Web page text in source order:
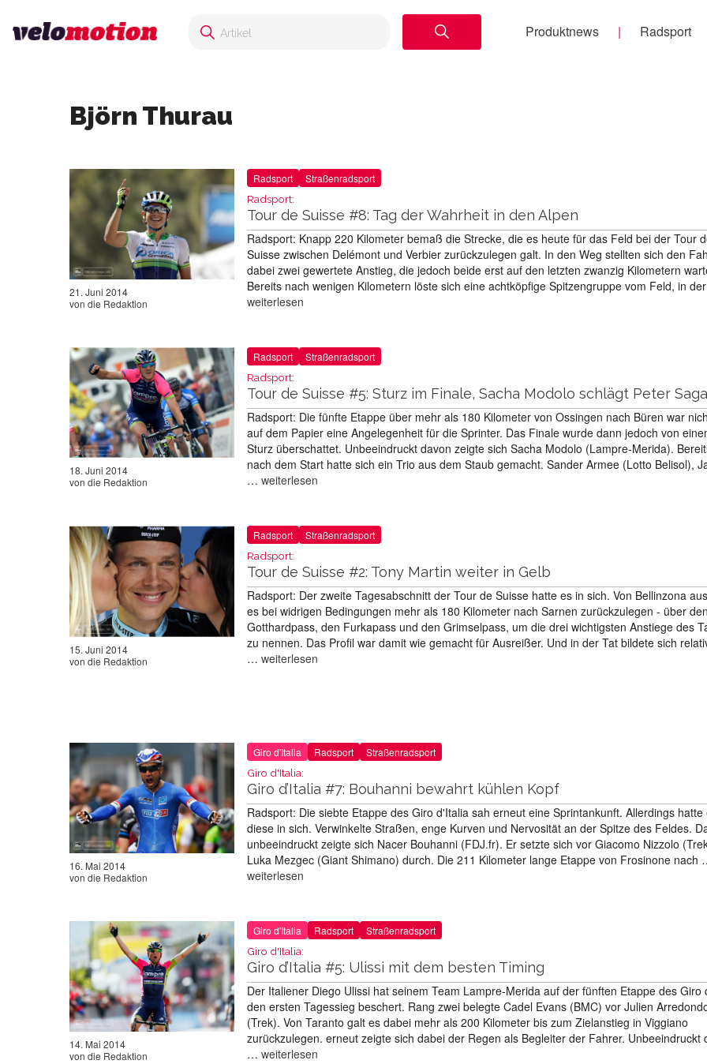
Produktnews Radsport
Björn Thurau
21. Juni 2014
von die Redaktion
Radsport Straßenradsport
Radsport:
Tour de Suisse #8: Tag der Wahrheit in den Alpen
Radsport: Knapp 220 Kilometer bemaß die Strecke, die es heute für das Feld bei der Tour
Suisse zwischen Delémont und Verbier zurückzulegen galt. In den Weg stellten sich den
dabei zwei gewertete Anstieg, die jedoch beide erst auf den letzten zwanzig Kilometern
Bereits nach wenigen Kilometern löste sich eine achtköpfige Spitzengruppe vom Feld, in
weiterlesen
18. Juni 2014
von die Redaktion
Radsport Straßenradsport
Radsport:
Tour de Suisse #5: Sturz im Finale, Sacha Modolo schlägt Peter
Radsport: Die fünfte Etappe über mehr als 180 Kilometer von Ossingen nach Büren war
auf dem Papier eine Angelegenheit für die Sprinter. Das Finale wurde dann jedoch von
Sturz überschattet. Unbeeindruckt davon zeigte sich Sacha Modolo (Lampre-Merida).
nach dem Start hatte sich ein Trio aus dem Staub gemacht. Sander Armee (Lotto Belisol),
… weiterlesen
15. Juni 2014
von die Redaktion
Radsport Straßenradsport
Radsport:
Tour de Suisse #2: Tony Martin weiter in Gelb
Radsport: Der zweite Tagesabschnitt der Tour de Suisse hatte es in sich. Von Bellinzona
es bei widrigen Bedingungen mehr als 180 Kilometer nach Sarnen zurückzulegen - über
Gotthardpass, den Furkapass und den Grimselpass, um die drei wichtigsten Anstiege des
zu nennen. Das Profil war damit wie gemacht für Ausreißer. Und in der Tat bildete sich
… weiterlesen
16. Mai 2014
von die Redaktion
Giro d'Italia Radsport Straßenradsport
Giro d'Italia:
Giro d’Italia #7: Bouhanni bewahrt kühlen Kopf
Radsport: Die siebte Etappe des Giro d'Italia sah erneut eine Sprintankunft. Allerdings hatte
diese in sich. Verwinkelte Straßen, enge Kurven und Nervosität an der Spitze des Feldes.
unbeeindruckt zeigte sich Nacer Bouhanni (FDJ.fr). Er setzte sich vor Giacomo Nizzolo
Luka Mezgec (Giant Shimano) durch. Die 211 Kilometer lange Etappe von Frosinone nach
weiterlesen
14. Mai 2014
von die Redaktion
Giro d'Italia Radsport Straßenradsport
Giro d'Italia:
Giro d’Italia #5: Ulissi mit dem besten Timing
Der Italiener Diego Ulissi hat seinem Team Lampre-Merida auf der fünften Etappe des Giro
den ersten Tagessieg beschert. Rang zwei belegte Cadel Evans (BMC) vor Julien
(Trek). Von Taranto galt es dabei mehr als 200 Kilometer bis zum Zielanstieg in Viggiano
zurückzulegen. erneut zeigte sich dabei der Regen als Begleiter der Fahrer. Unbeeindruckt
… weiterlesen